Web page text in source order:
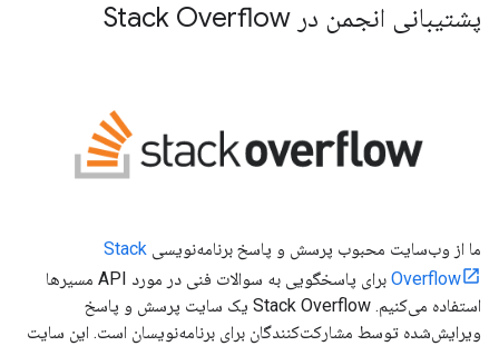
پشتیبانی انجمن در Stack Overflow
ما از وب‌سایت محبوب پرسش و پاسخ برنامه‌نویسی Stack
Overflow
برای پاسخگویی به سوالات فنی در مورد API مسیرها
استفاده می‌کنیم. Stack Overflow یک سایت پرسش و پاسخ
ویرایش‌شده توسط مشارکت‌کنندگان برای برنامه‌نویسان است. این سایت